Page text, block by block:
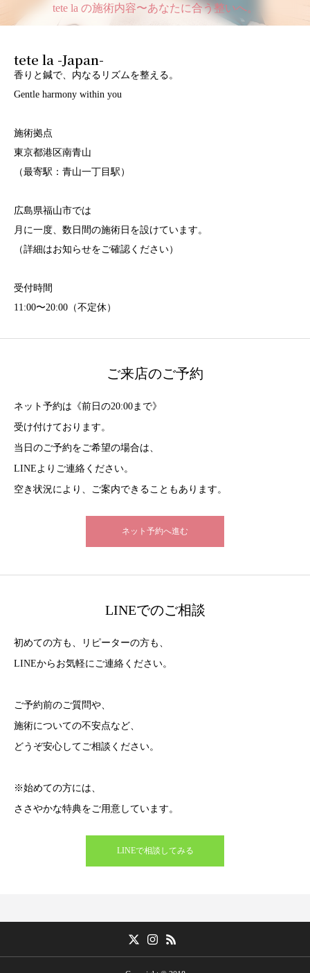
tete la の施術内容〜あなたに合う整いへ。
tete la -Japan-
香りと鍼で、内なるリズムを整える。
Gentle harmony within you
施術拠点
東京都港区南青山
（最寄駅：青山一丁目駅）
広島県福山市では
月に一度、数日間の施術日を設けています。
（詳細はお知らせをご確認ください）
受付時間
11:00〜20:00（不定休）
ご来店のご予約
ネット予約は《前日の20:00まで》
受け付けております。
当日のご予約をご希望の場合は、
LINEよりご連絡ください。
空き状況により、ご案内できることもあります。
ネット予約へ進む
LINEでのご相談
初めての方も、リピーターの方も、
LINEからお気軽にご連絡ください。
ご予約前のご質問や、
施術についての不安点など、
どうぞ安心してご相談ください。
※始めての方には、
ささやかな特典をご用意しています。
LINEで相談してみる